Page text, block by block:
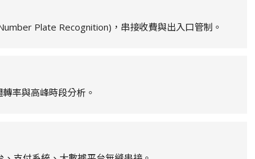
Plate Recognition)，串接收費與出入口管制。
率與高峰時段分析。